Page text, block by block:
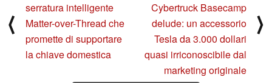
⟨
serratura intelligente
Matter-over-Thread che
promette di supportare
la chiave domestica
Cybertruck Basecamp
delude: un accessorio
Tesla da 3.000 dollari
quasi irriconoscibile dal
marketing originale
⟩